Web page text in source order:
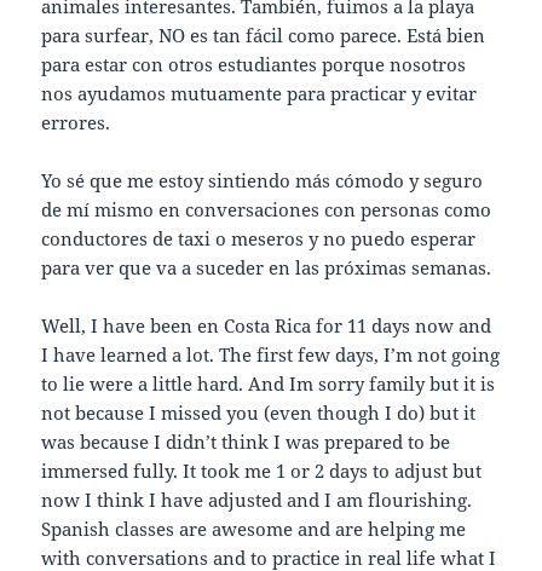
animales interesantes. También, fuimos a la playa
para surfear, NO es tan fácil como parece. Está bien
para estar con otros estudiantes porque nosotros
nos ayudamos mutuamente para practicar y evitar
errores.
Yo sé que me estoy sintiendo más cómodo y seguro
de mí mismo en conversaciones con personas como
conductores de taxi o meseros y no puedo esperar
para ver que va a suceder en las próximas semanas.
Well, I have been en Costa Rica for 11 days now and
I have learned a lot. The first few days, I’m not going
to lie were a little hard. And Im sorry family but it is
not because I missed you (even though I do) but it
was because I didn’t think I was prepared to be
immersed fully. It took me 1 or 2 days to adjust but
now I think I have adjusted and I am flourishing.
Spanish classes are awesome and are helping me
with conversations and to practice in real life what I